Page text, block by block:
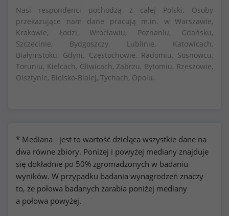
Nasi respondenci pochodzą z całej Polski. Osoby
przekazujące nam dane pracują m.in. w Warszawie,
Krakowie, Łodzi, Wrocławiu, Poznaniu, Gdańsku,
Szczecinie, Bydgoszczy, Lublinie, Katowicach,
Białymstoku, Gdyni, Częstochowie, Radomiu, Sosnowcu,
Toruniu, Kielcach, Gliwicach, Zabrzu, Bytomiu, Rzeszowie,
Olsztynie, Bielsko-Białej, Tychach, Opolu.
* Mediana - jest to wartość dzieląca wszystkie dane na
dwa równe zbiory. Poniżej i powyżej mediany znajduje
się dokładnie po 50% zgromadzonych w badaniu
wyników. W przypadku badania wynagrodzeń znaczy
to, że połowa badanych zarabia poniżej mediany
a połowa powyżej.